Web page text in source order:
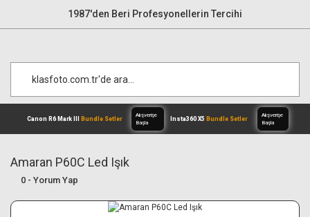
1987'den Beri Profesyonellerin Tercihi
Canon R6 Mark IIIBundle Setler
Başla
Amaran P60C Led Işık
0 - Yorum Yap